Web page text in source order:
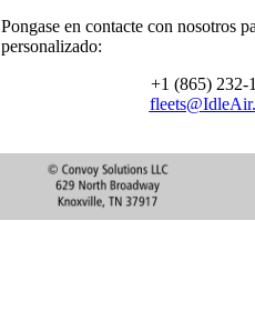
Pongase en contacte con nosotros
personalizado:
+1 (865) 232-